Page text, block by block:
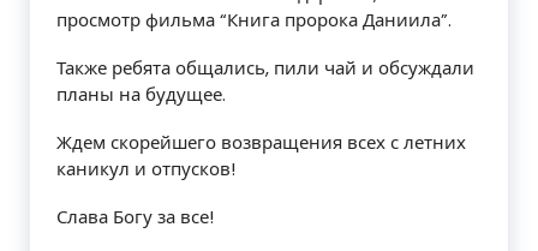
просмотр фильма “Книга пророка Даниила”.
Также ребята общались, пили чай и обсуждали
планы на будущее.
Ждем скорейшего возвращения всех с летних
каникул и отпусков!
Слава Богу за все!